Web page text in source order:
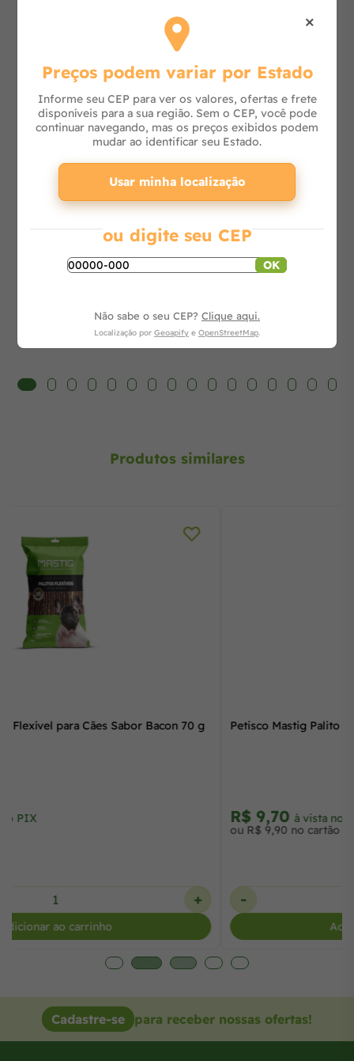
Bomba Centrífuga 1,5 CV Trifásica 110/380V
BC92S 1B REF. 87230124-00 -
Consulte
Adicionar ao carrinho
Produtos similares
Petisco Mastig Palito Flexível para Cães Sabor Bacon 70 g
R$ 9,70
Adicionar ao carrinho
Cadastre-se para receber nossas ofertas!
×
Preços podem variar por Estado
Informe seu CEP para ver os valores, ofertas e frete
disponíveis para a sua região. Sem o CEP, você pode
continuar navegando, mas os preços exibidos podem
mudar ao identificar seu Estado.
Usar minha localização
ou digite seu CEP
OK
Não sabe o seu CEP? Clique aqui.
Localização por Geoapify e OpenStreetMap.